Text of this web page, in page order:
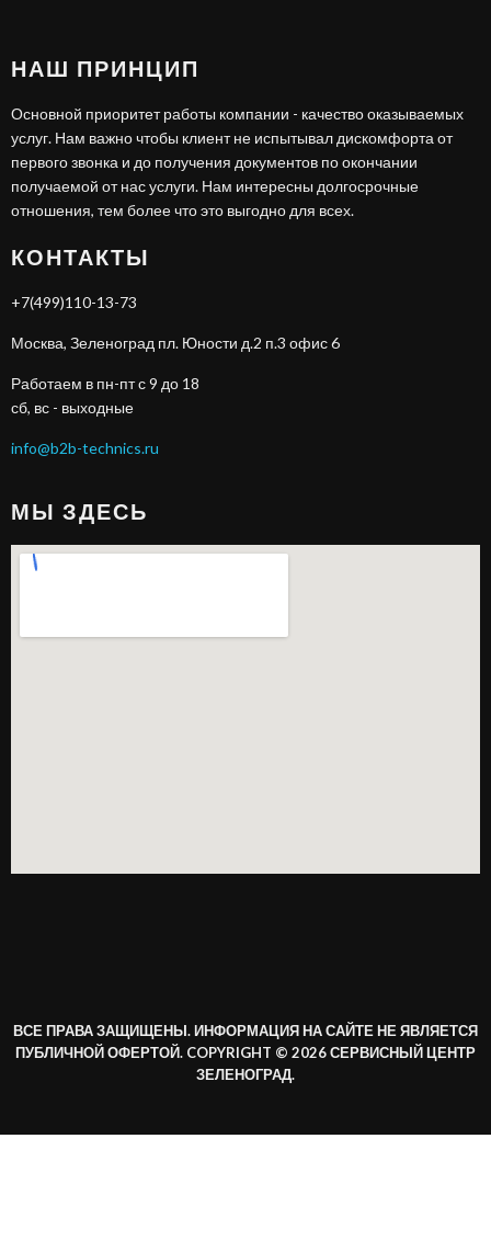
НАШ ПРИНЦИП
Основной приоритет работы компании - качество оказываемых
услуг. Нам важно чтобы клиент не испытывал дискомфорта от
первого звонка и до получения документов по окончании
получаемой от нас услуги. Нам интересны долгосрочные
отношения, тем более что это выгодно для всех.
КОНТАКТЫ
+7(499)110-13-73
Москва, Зеленоград пл. Юности д.2 п.3 офис 6
Работаем в пн-пт с 9 до 18
сб, вс - выходные
info@b2b-technics.ru
МЫ ЗДЕСЬ
ВСЕ ПРАВА ЗАЩИЩЕНЫ. ИНФОРМАЦИЯ НА САЙТЕ НЕ ЯВЛЯЕТСЯ
ПУБЛИЧНОЙ ОФЕРТОЙ. COPYRIGHT © 2026 СЕРВИСНЫЙ ЦЕНТР
ЗЕЛЕНОГРАД.